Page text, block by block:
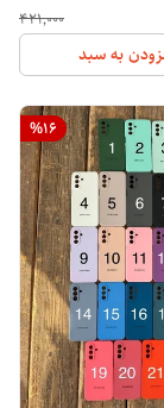
۴۲۱٬۰۰۰
به سبد
%16